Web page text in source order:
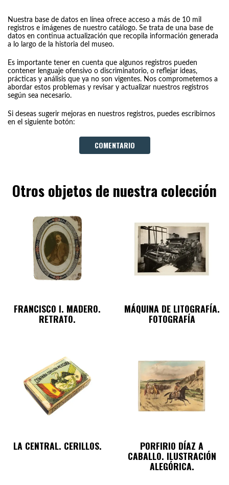
Nuestra base de datos en línea ofrece acceso a más de 10 mil
registros e imágenes de nuestro catálogo. Se trata de una base de
datos en continua actualización que recopila información generada
a lo largo de la historia del museo.
Es importante tener en cuenta que algunos registros pueden
contener lenguaje ofensivo o discriminatorio, o reflejar ideas,
prácticas y análisis que ya no son vigentes. Nos comprometemos a
abordar estos problemas y revisar y actualizar nuestros registros
según sea necesario.
Si deseas sugerir mejoras en nuestros registros, puedes escribirnos
en el siguiente botón:
COMENTARIO
Otros objetos de nuestra colección
FRANCISCO I. MADERO.
RETRATO.
MÁQUINA DE LITOGRAFÍA.
FOTOGRAFÍA
LA CENTRAL. CERILLOS. PORFIRIO DÍAZ A
CABALLO. ILUSTRACIÓN
ALEGÓRICA.